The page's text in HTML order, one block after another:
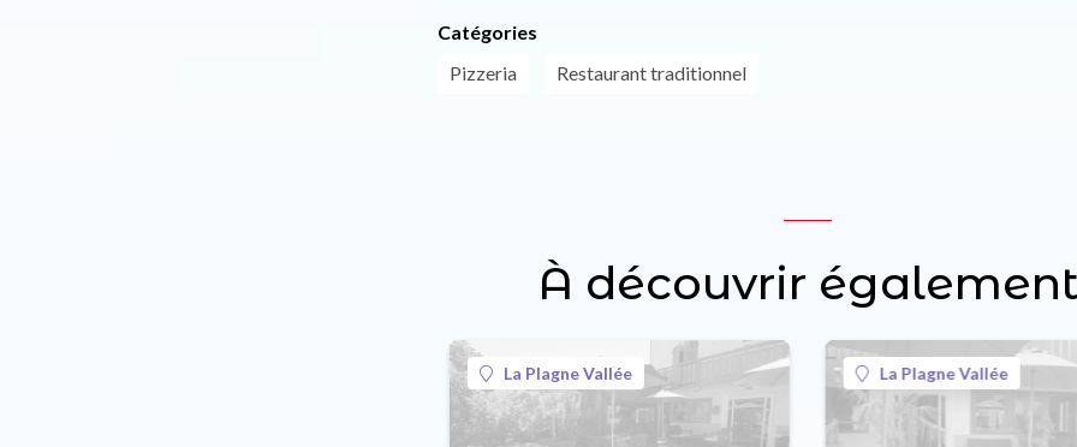
Catégories
Pizzeria
Restaurant traditionnel
À découvrir
La Plagne Vallée La Plagne Vallée